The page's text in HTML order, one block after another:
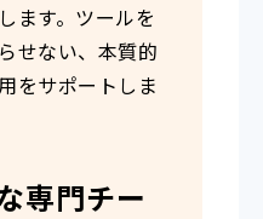
ます。ツールを
せない、本質的
をサポートしま
専門チー